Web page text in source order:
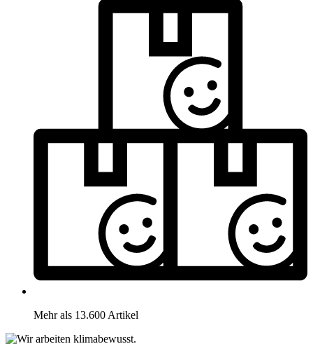
Mehr als 13.600 Artikel